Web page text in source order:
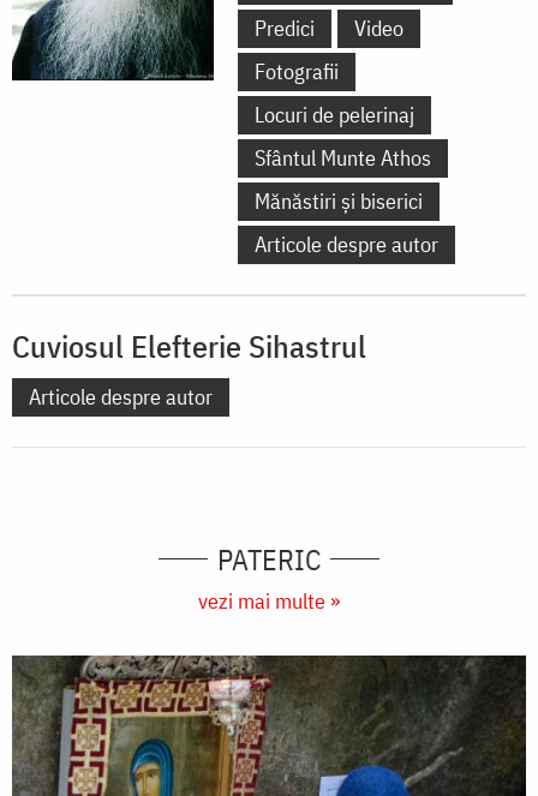
Predici
Video
Fotografii
Locuri de pelerinaj
Sfântul Munte Athos
Mănăstiri și biserici
Articole despre autor
Cuviosul Elefterie Sihastrul
Articole despre autor
PATERIC
vezi mai multe »